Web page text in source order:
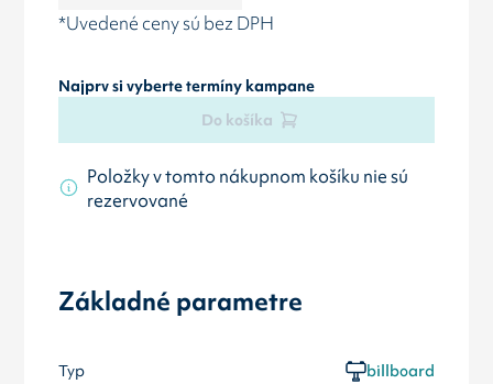
*Uvedené ceny sú bez DPH
Najprv si vyberte termíny kampane
Do košíka
Položky v tomto nákupnom košíku nie sú
rezervované
Základné parametre
Typ
billboard